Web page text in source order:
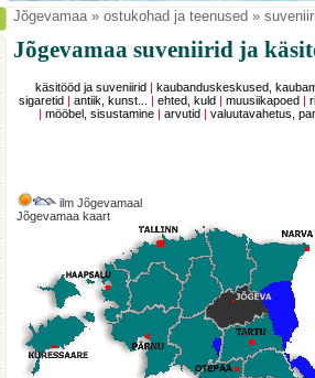
Jõgevamaa» ostukohad ja teenused »
Jõgevamaa suveniirid ja
käsitööd ja suveniirid
kaubanduskeskused,
sigaretid
|antiik, kunst... |ehted, kuld |muusiikapoed |
|mööbel, sisustamine |arvutid |valuutavahetus,
ilm Jõgevamaal
Jõgevamaa kaart